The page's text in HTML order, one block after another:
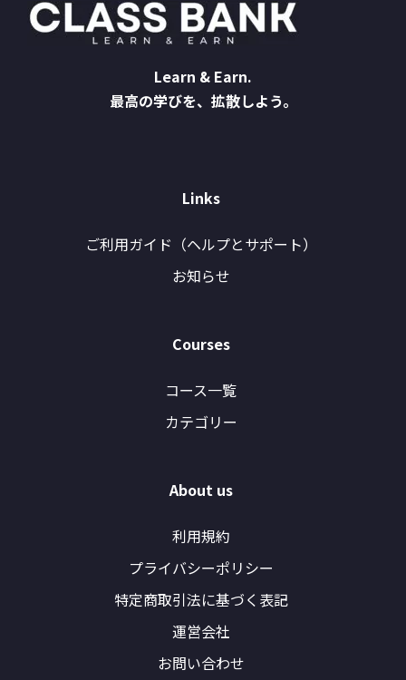
Learn & Earn.
最高の学びを、拡散しよう。
Links
ご利用ガイド（ヘルプとサポート）
お知らせ
Courses
コース一覧
カテゴリー
About us
利用規約
プライバシーポリシー
特定商取引法に基づく表記
運営会社
お問い合わせ